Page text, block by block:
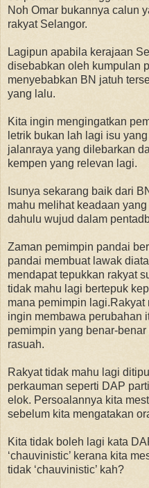
Noh Omar bukannya calun
rakyat Selangor.
Lagipun apabila kerajaan
disebabkan oleh kumpulan
menyebabkan BN jatuh
yang lalu.
Kita ingin mengingatkan
letrik bukan lah lagi isu
jalanraya yang dilebarkan
kempen yang relevan lagi.
Isunya sekarang baik dari
mahu melihat keadaan
dahulu wujud dalam
Zaman pemimpin pandai
pandai membuat lawak
mendapat tepukkan rakyat
tidak mahu lagi bertepuk
mana pemimpin
ingin membawa perubahan
pemimpin yang benar-
rasuah.
Rakyat tidak mahu lagi
perkauman seperti DAP
elok. Persoalannya kita
sebelum kita mengatakan
Kita tidak boleh lagi kata
‘chauvinistic’ kerana kita
tidak ‘chauvinistic’ kah?